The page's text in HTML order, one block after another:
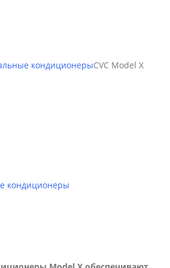
кондиционерыCVC Model X
кондиционеры